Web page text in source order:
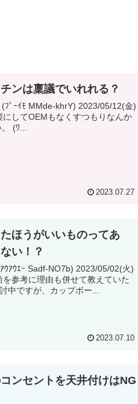
ンは稟議でいれれる？
khrY) 2023/05/12(金)
(ﾜ...
2023.07.27
ほうがいいものってあ
い！？
NO7b) 2023/05/02(火)
？ ハグミー検討中ですが、カップボー...
2023.07.10
ンセントを天井付けはNG